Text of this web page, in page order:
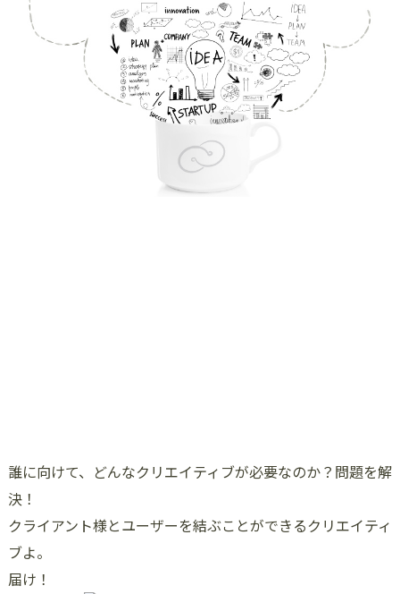
誰に向けて、どんなクリエイティブが必要なのか？問題を解
決！
クライアント様とユーザーを結ぶことができるクリエイティ
ブよ。
届け！